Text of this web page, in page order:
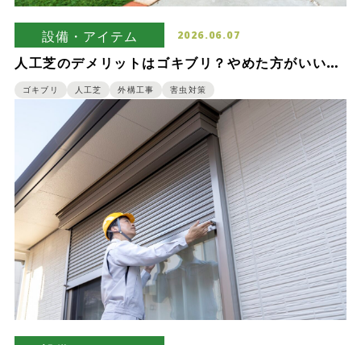
設備・アイテム 2026.06.07
人工芝のデメリットはゴキブリ？やめた方がいいと
言われる理由と対策
ゴキブリ 人工芝 外構工事 害虫対策